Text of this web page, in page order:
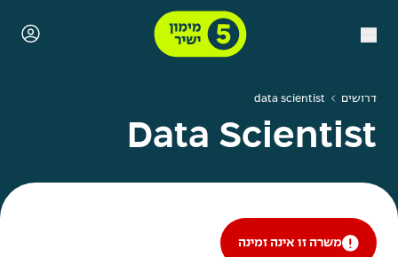
דרושים data scientist
Data Scientist
משרה זו אינה זמינה